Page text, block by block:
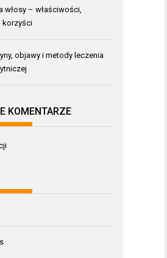
włosy – właściwości,
korzyści
objawy i metody leczenia
KOMENTARZE